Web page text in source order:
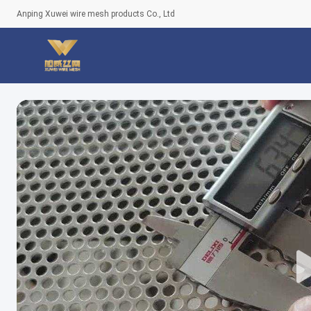
Anping Xuwei wire mesh products Co., Ltd